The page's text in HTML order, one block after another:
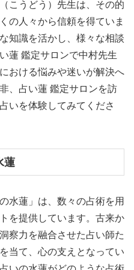
こうどう）先生は、その的
の人々から信頼を得ていま
知識を活かし、様々な相談
蓮 鑑定サロンで中村先生
おける悩みや迷いが解決へ
、占い蓮 鑑定サロンを訪
いを体験してみてくださ
蓮
水蓮」は、数々の占術を用
を提供しています。古来か
察力を融合させた占い師た
当て、心の支えとなってい